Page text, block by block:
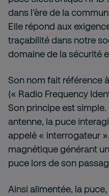
dans l’ère de la
Elle répond aux
traçabilité dans notre
domaine de la sécurité
Son nom fait référence
(« Radio Frequency
Son principe est
antenne, la puce
appelé « interrogateur
magnétique générant
puce lors de son
Ainsi alimentée, la